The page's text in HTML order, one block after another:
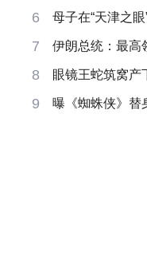
6 母子在“天津之
7 伊朗总统：最高领
8 眼镜王蛇筑窝产
9 曝《蜘蛛侠》替